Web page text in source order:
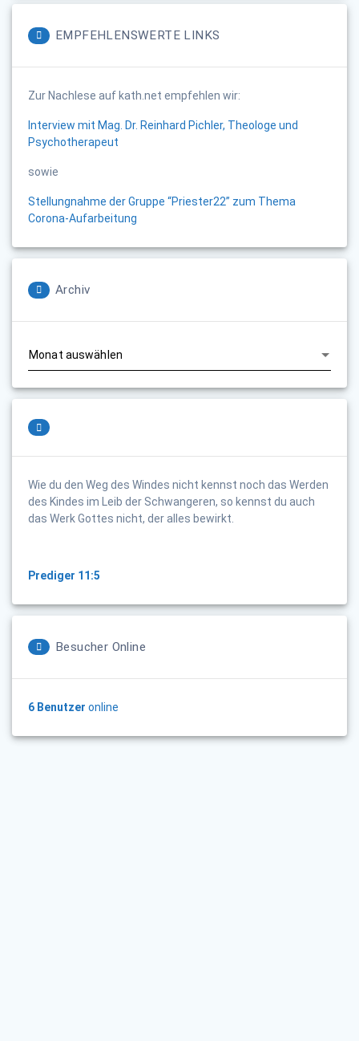
EMPFEHLENSWERTE LINKS
Zur Nachlese auf kath.net empfehlen wir:
Interview mit Mag. Dr. Reinhard Pichler, Theologe und
Psychotherapeut
sowie
Stellungnahme der Gruppe “Priester22” zum Thema
Corona-Aufarbeitung
Archiv
Wie du den Weg des Windes nicht kennst noch das Werden
des Kindes im Leib der Schwangeren, so kennst du auch
das Werk Gottes nicht, der alles bewirkt.
Prediger 11:5
Besucher Online
6 Benutzer online